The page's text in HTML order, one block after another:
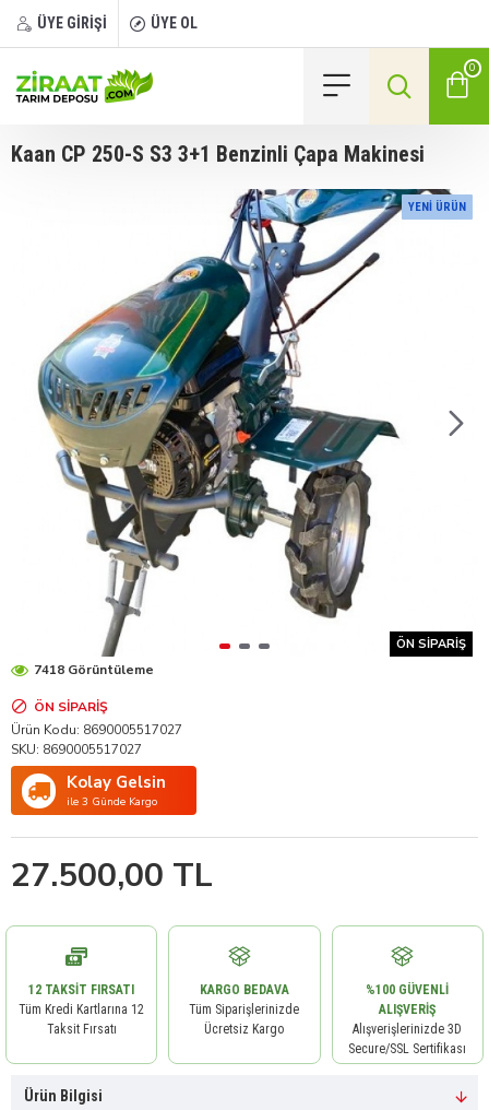
ÜYE GİRİŞİ ÜYE OL
0
Kaan CP 250-S S3 3+1 Benzinli Çapa Makinesi
YENI ÜRÜN
ÖN SIPARIŞ
27.500,00 TL
ÖN SIPARIŞ
Ürün Kodu: 8690005517027
SKU: 8690005517027
Kolay Gelsin
ile 3 Günde Kargo
7418 Görüntüleme
12 TAKSIT FIRSATI
Tüm Kredi Kartlarına 12
Taksit Fırsatı
KARGO BEDAVA
Tüm Siparişlerinizde
Ücretsiz Kargo
%100 GÜVENLI
ALIŞVERIŞ
Alışverişlerinizde 3D
Secure/SSL Sertifikası
Ürün Bilgisi